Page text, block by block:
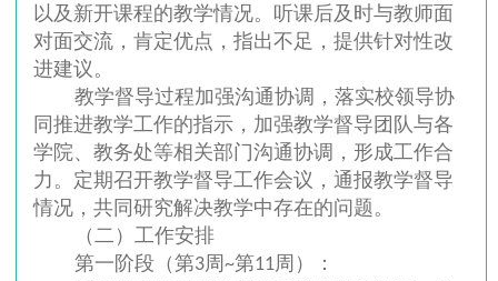
以及新开课程的教学情况。听课后及时与教师面
对面交流，肯定优点，指出不足，提供针对性改
进建议。
教学督导过程加强沟通协调，落实校领导协
同推进教学工作的指示，加强教学督导团队与各
学院、教务处等相关部门沟通协调，形成工作合
力。定期召开教学督导工作会议，通报教学督导
情况，共同研究解决教学中存在的问题。
（二）工作安排
第一阶段（第3周~第11周）：